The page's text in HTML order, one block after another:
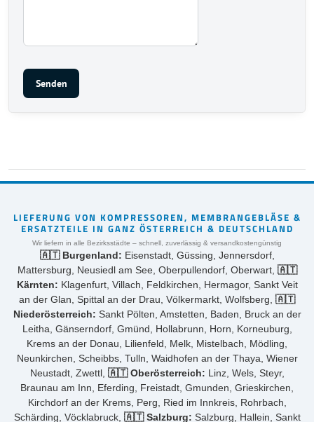
Senden
LIEFERUNG VON KOMPRESSOREN, MEMBRANGEBLÄSE &
ERSATZTEILE IN GANZ ÖSTERREICH & DEUTSCHLAND
Wir liefern in alle Bezirksstädte – schnell, zuverlässig & versandkostengünstig
🇦🇹 Burgenland: Eisenstadt, Güssing, Jennersdorf,
Mattersburg, Neusiedl am See, Oberpullendorf, Oberwart, 🇦🇹
Kärnten: Klagenfurt, Villach, Feldkirchen, Hermagor, Sankt Veit
an der Glan, Spittal an der Drau, Völkermarkt, Wolfsberg, 🇦🇹
Niederösterreich: Sankt Pölten, Amstetten, Baden, Bruck an der
Leitha, Gänserndorf, Gmünd, Hollabrunn, Horn, Korneuburg,
Krems an der Donau, Lilienfeld, Melk, Mistelbach, Mödling,
Neunkirchen, Scheibbs, Tulln, Waidhofen an der Thaya, Wiener
Neustadt, Zwettl, 🇦🇹 Oberösterreich: Linz, Wels, Steyr,
Braunau am Inn, Eferding, Freistadt, Gmunden, Grieskirchen,
Kirchdorf an der Krems, Perg, Ried im Innkreis, Rohrbach,
Schärding, Vöcklabruck, 🇦🇹 Salzburg: Salzburg, Hallein, Sankt